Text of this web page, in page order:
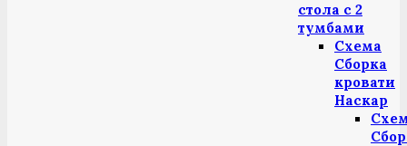
стола с 2
тумбами
Схема
Сборка
кровати
Наскар